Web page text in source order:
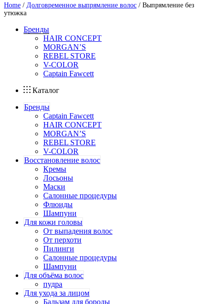
Home / Долговременное выпрямление волос / Выпрямление без
утюжка
Бренды
HAIR CONCEPT
MORGAN’S
REBEL STORE
V-COLOR
Captain Fawcett
Каталог
Бренды
Captain Fawcett
HAIR CONCEPT
MORGAN’S
REBEL STORE
V-COLOR
Восстановление волос
Кремы
Лосьоны
Маски
Салонные процедуры
Флюиды
Шампуни
Для кожи головы
От выпадения волос
От перхоти
Пилинги
Салонные процедуры
Шампуни
Для объёма волос
пудра
Для ухода за лицом
Бальзам для бороды